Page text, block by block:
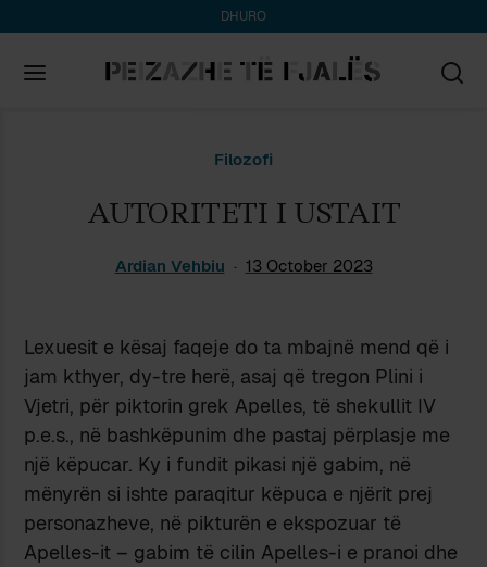
DHURO
Filozofi
AUTORITETI I USTAIT
Ardian Vehbiu 13 October 2023
Lexuesit e kësaj faqeje do ta mbajnë mend që i
jam kthyer, dy-tre herë, asaj që tregon Plini i
Vjetri, për piktorin grek Apelles, të shekullit IV
p.e.s., në bashkëpunim dhe pastaj përplasje me
një këpucar. Ky i fundit pikasi një gabim, në
mënyrën si ishte paraqitur këpuca e njërit prej
personazheve, në pikturën e ekspozuar të
Apelles-it – gabim të cilin Apelles-i e pranoi dhe